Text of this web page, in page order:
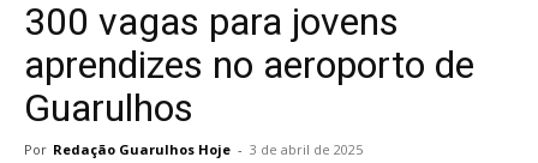
300 vagas para jovens
aprendizes no aeroporto de
Guarulhos
Por Redação Guarulhos Hoje - 3 de abril de 2025